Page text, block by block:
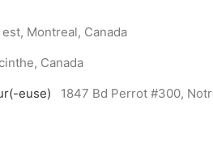
Montreal, Canada
Canada
euse)
1847 Bd Perrot #300,